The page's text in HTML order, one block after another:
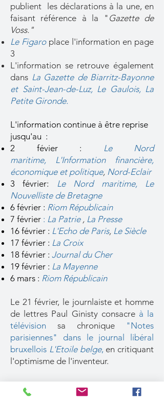
publient les déclarations à la une, en
faisant référence à la " Gazette de
Voss."
Le Figaroplace l'information en page
3
L'information se retrouve également
dans La Gazette de Biarritz-Bayonne
et Saint-Jean-de-Luz, Le Gaulois, La
Petite Gironde.
L'information continue à être reprise
jusqu'au :
2 févier : Le Nord
maritime, L'Information financière,
économique et politique, Nord-Eclair
3 février: Le Nord maritime, Le
Nouvelliste de Bretagne
6 février : Riom Républicain
7 février : La Patrie , La Presse
16 février : L'Echo de Paris, Le Siècle
17 février : La Croix
18 février : Journal du Cher
19 février : La Mayenne
6 mars : Riom Républicain
Le 21 février, le journlaiste et homme
de lettres Paul Ginisty consacre à la
télévision sa chronique " Notes
parisiennes" dans le journal libéral
bruxellois L'Etoile belge, en critiquant
l'optimisme de l'inventeur.
Signe de ce que les déclarations de